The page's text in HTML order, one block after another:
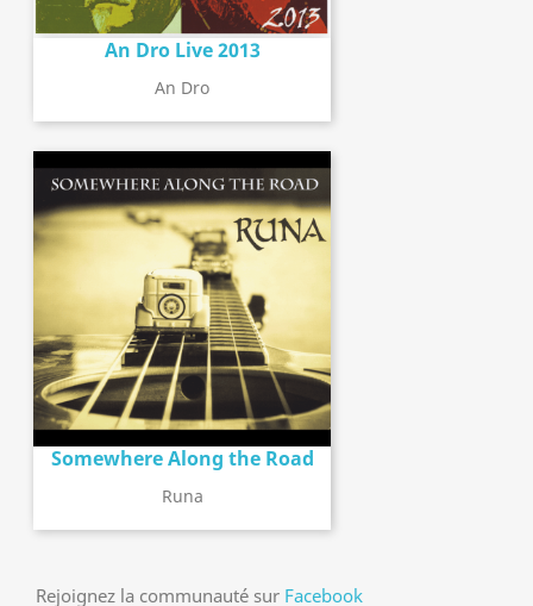
An Dro Live 2013
An Dro
Somewhere Along the Road
Runa
Rejoignez la communauté sur Facebook